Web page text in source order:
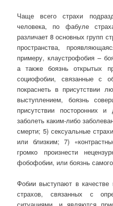
Чаще всего страхи
человека, по фабуле
различает 8 основных групп
пространства,
примеру, клаустрофобия –
а также боязнь открытых
социофобии, связанные с
покраснеть в присутствии
выступлением, боязнь
присутствии посторонних
заболеть каким-либо
смерти; 5) сексуальные
или близким; 7)
громко произнести
фобофобии, или боязнь
Фобии выступают в качестве
страхов, связанных с